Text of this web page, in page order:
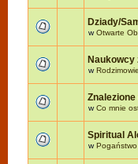
Dziady/
wOtwarte
Naukowcy
w
wCo mnie
Spiritual
w